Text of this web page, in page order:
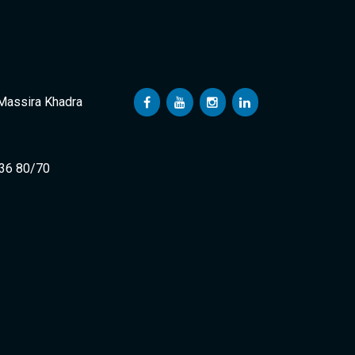
Khadra
80/70